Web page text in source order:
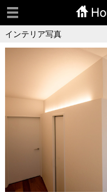
インテリア写真